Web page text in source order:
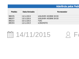
14/11/2015